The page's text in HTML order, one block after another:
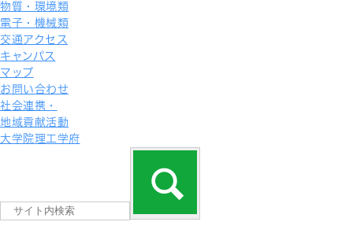
物質・環境類
電子・機械類
交通アクセス
キャンパス
マップ
お問い合わせ
社会連携・
地域貢献活動
大学院理工学府